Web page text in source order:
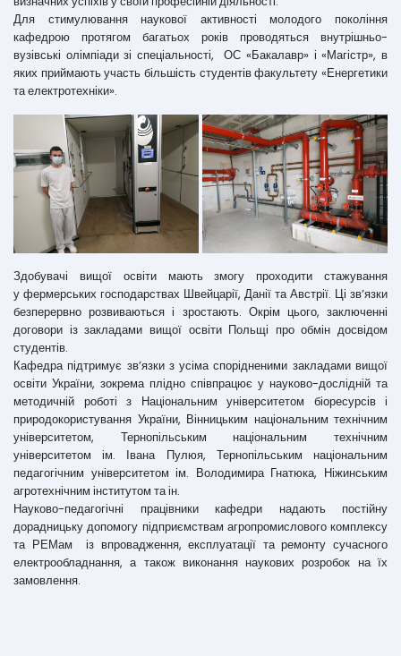
Для стимулювання наукової активності молодого покоління
кафедрою протягом багатьох років проводяться внутрішньо-
вузівські олімпіади зі спеціальності, ОС «Бакалавр» і «Магістр», в
яких приймають участь більшість студентів факультету «Енергетики
та електротехніки».
Здобувачі вищої освіти мають змогу проходити стажування
у фермерських господарствах Швейцарії, Данії та Австрії. Ці зв’язки
безперервно розвиваються і зростають. Окрім цього, заключенні
договори із закладами вищої освіти Польщі про обмін досвідом
студентів.
Кафедра підтримує зв’язки з усіма спорідненими закладами вищої
освіти України, зокрема плідно співпрацює у науково-дослідній та
методичній роботі з Національним університетом біоресурсів і
природокористування України, Вінницьким національним технічним
університетом, Тернопільським національним технічним
університетом ім. Івана Пулюя, Тернопільським національним
педагогічним університетом ім. Володимира Гнатюка, Ніжинським
агротехнічним інститутом та ін.
Науково-педагогічні працівники кафедри надають постійну
дорадницьку допомогу підприємствам агропромислового комплексу
та РЕМам із впровадження, експлуатації та ремонту сучасного
електрообладнання, а також виконання наукових розробок на їх
замовлення.